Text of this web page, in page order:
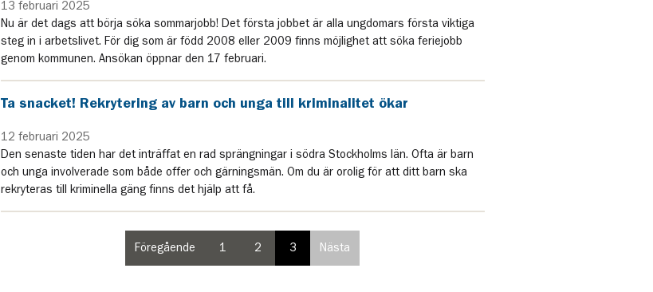
13 februari 2025
Nu är det dags att börja söka sommarjobb! Det första jobbet är alla ungdomars första viktiga
steg in i arbetslivet. För dig som är född 2008 eller 2009 finns möjlighet att söka feriejobb
genom kommunen. Ansökan öppnar den 17 februari.
Ta snacket! Rekrytering av barn och unga till kriminalitet ökar
12 februari 2025
Den senaste tiden har det inträffat en rad sprängningar i södra Stockholms län. Ofta är barn
och unga involverade som både offer och gärningsmän. Om du är orolig för att ditt barn ska
rekryteras till kriminella gäng finns det hjälp att få.
Föregående
sida
i
paginering
sida
1
paginering
sida
2
paginering
sida
3 Nästa
sida
i